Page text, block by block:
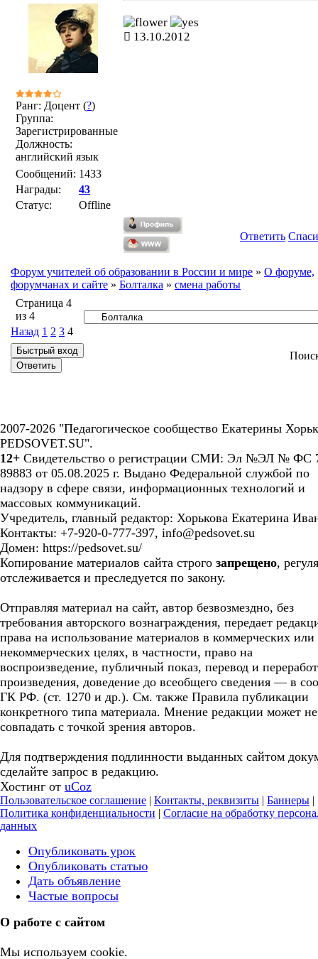
Ранг: Доцент (?)
Группа:
Зарегистрированные
Должность:
английский язык
Сообщений: 1433
Награды:
43
Статус:
Offline
13.10.2012
Ответить
Форум учителей об образовании в России и мире » О форуме,
форумчанах и сайте » Болталка » смена работы
Страница 4
из 4
Назад 1 2 3 4
2007-2026 "Педагогическое сообщество Екатерины
PEDSOVET.SU".
12+ Свидетельство о регистрации СМИ: Эл №ЭЛ № ФС
89883 от 05.08.2025 г. Выдано Федеральной службой по
надзору в сфере связи, информационных технологий и
массовых коммуникаций.
Учредитель, главный редактор: Хорькова Екатерина
Контакты: +7-920-0-777-397, info@pedsovet.su
Домен: https://pedsovet.su/
Копирование материалов сайта строго запрещено,
отслеживается и преследуется по закону.
Отправляя материал на сайт, автор безвозмездно, без
требования авторского вознаграждения, передает
права на использование материалов в коммерческих или
некоммерческих целях, в частности, право на
воспроизведение, публичный показ, перевод и
произведения, доведение до всеобщего сведения — в
ГК РФ. (ст. 1270 и др.). См. также Правила публикации
конкретного типа материала. Мнение редакции может не
совпадать с точкой зрения авторов.
Для подтверждения подлинности выданных сайтом
сделайте запрос в редакцию.
Хостинг от uCoz
Пользовательское соглашение | Контакты, реквизиты | Баннеры |
Политика конфиденциальности | Согласие на обработку
данных
Опубликовать урок
Опубликовать статью
Дать объявление
Частые вопросы
О работе с сайтом
Мы используем cookie.